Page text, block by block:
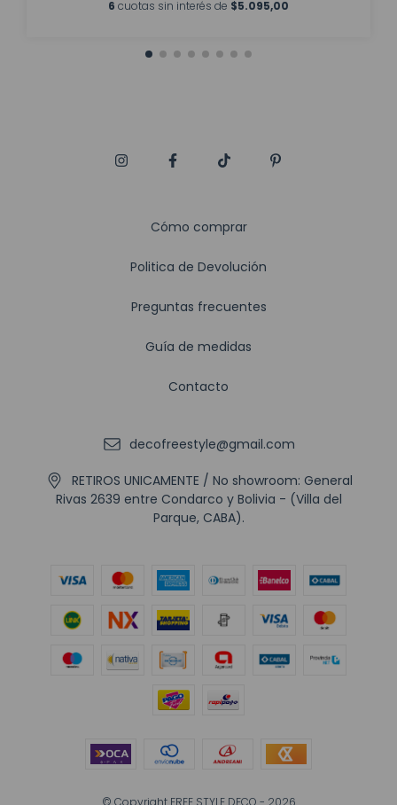
6 cuotas sin interés de $5.095,00
Cómo comprar
Politica de Devolución
Preguntas frecuentes
Guía de medidas
Contacto
decofreestyle@gmail.com
RETIROS UNICAMENTE / No showroom: General
Rivas 2639 entre Condarco y Bolivia - (Villa del
Parque, CABA).
© Copyright FREE STYLE DECO - 2026